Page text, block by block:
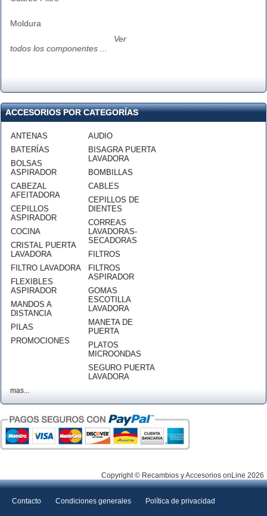
Moldura
Ver
todos los componentes ...
ACCESORIOS POR CATEGORÍAS
ANTENAS
BATERÍAS
BOLSAS
ASPIRADOR
CABEZAL
AFEITADORA
CEPILLOS
ASPIRADOR
COCINA
CRISTAL PUERTA
LAVADORA
FILTRO LAVADORA
FLEXIBLES
ASPIRADOR
MANDOS A
DISTANCIA
PILAS
PROMOCIONES
AUDIO
BISAGRA PUERTA
LAVADORA
BOMBILLAS
CABLES
CEPILLOS DE
DIENTES
CORREAS
LAVADORAS-
SECADORAS
FILTROS
FILTROS
ASPIRADOR
GOMAS
ESCOTILLA
LAVADORA
MANETA DE
PUERTA
PLATOS
MICROONDAS
SEGURO PUERTA
LAVADORA
mas...
Copyright © Recambios y Accesorios onLine 2026
Contacto Condiciones generales Política de privacidad